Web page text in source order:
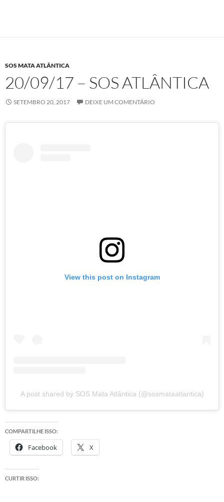
SOS MATA ATLÂNTICA
20/09/17 – SOS ATLÂNTICA
SETEMBRO 20, 2017 DEIXE UM COMENTÁRIO
View this post on Instagram
A post shared by SOS Mata Atlântica (@sosmataatlantica)
COMPARTILHE ISSO:
Facebook X
CURTIR ISSO: